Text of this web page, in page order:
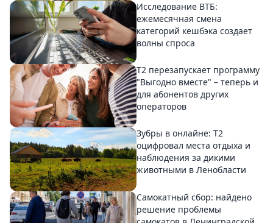
Исследование ВТБ:
ежемесячная смена
категорий кешбэка создает
волны спроса
Т2 перезапускает программу
"Выгодно вместе" – теперь и
для абонентов других
операторов
Зубры в онлайне: Т2
оцифровал места отдыха и
наблюдения за дикими
животными в Ленобласти
Самокатный сбор: найдено
решение проблемы